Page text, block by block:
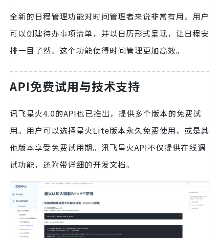
全新的日程管理功能对时间管理者来说非常有用。用户
可以创建待办事项清单，并以日历形式呈现，让日程安
排一目了然。这个功能使得时间管理更加高效。
API免费试用与技术支持
讯飞星火4.0的API也已推出，提供多个版本的免费试
用。用户可以选择星火Lite版本永久免费使用，或是其
他版本享受免费试用期。讯飞星火API不仅提供在线调
试功能，还附带详细的开发文档。